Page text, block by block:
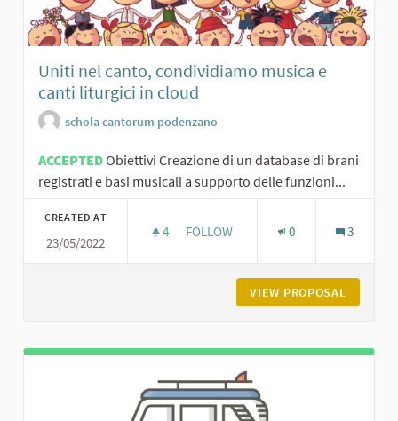
Uniti nel canto, condividiamo musica e
canti liturgici in cloud
schola cantorum podenzano
ACCEPTEDObiettivi Creazione di un database di brani
registrati e basi musicali a supporto delle funzioni...
CREATED AT
23/05/2022
4 4 FOLLOWERS
FOLLOW 0 3
VIEW PROPOSAL